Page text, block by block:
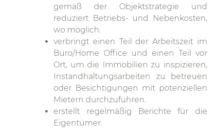
gemäß der Objektstrategie und
reduziert Betriebs- und Nebenkosten,
wo möglich.
verbringt einen Teil der Arbeitszeit im
Büro/Home Office und einen Teil vor
Ort, um die Immobilien zu inspizieren,
Instandhaltungsarbeiten zu betreuen
oder Besichtigungen mit potenziellen
Mietern durchzuführen.
erstellt regelmäßig Berichte für die
Eigentümer.